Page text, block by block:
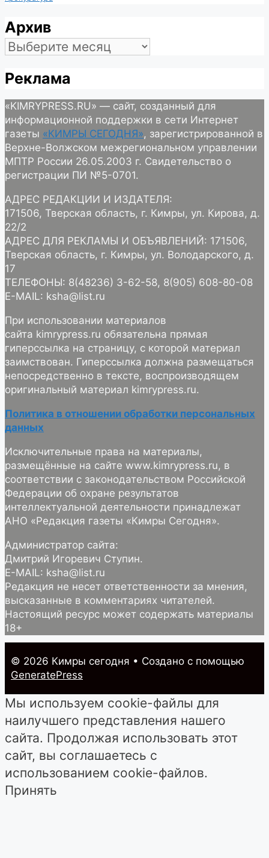
Архив
Архив
Реклама
«KIMRYPRESS.RU» — сайт, созданный для
информационной поддержки в сети Интернет
газеты «КИМРЫ СЕГОДНЯ», зарегистрированной в
Верхне-Волжском межрегиональном управлении
МПТР России 26.05.2003 г. Свидетельство о
регистрации ПИ №5-0701.
АДРЕС РЕДАКЦИИ И ИЗДАТЕЛЯ:
171506, Тверская область, г. Кимры, ул. Кирова, д.
22/2
АДРЕС ДЛЯ РЕКЛАМЫ И ОБЪЯВЛЕНИЙ: 171506,
Тверская область, г. Кимры, ул. Володарского, д.
17
ТЕЛЕФОНЫ: 8(48236) 3-62-58, 8(905) 608-80-08
E-MAIL: ksha@list.ru
При использовании материалов
сайта kimrypress.ru обязательна прямая
гиперссылка на страницу, с которой материал
заимствован. Гиперссылка должна размещаться
непосредственно в тексте, воспроизводящем
оригинальный материал kimrypress.ru.
Политика в отношении обработки персональных
данных
Исключительные права на материалы,
размещённые на сайте www.kimrypress.ru, в
соответствии с законодательством Российской
Федерации об охране результатов
интеллектуальной деятельности принадлежат
АНО «Редакция газеты «Кимры Сегодня».
Администратор сайта:
Дмитрий Игоревич Ступин.
E-MAIL: ksha@list.ru
Редакция не несет ответственности за мнения,
высказанные в комментариях читателей.
Настоящий ресурс может содержать материалы
18+
© 2026 Кимры cегодня • Создано с помощью
GeneratePress
Мы используем cookie-файлы для
наилучшего представления нашего
сайта. Продолжая использовать этот
сайт, вы соглашаетесь с
использованием cookie-файлов.
Принять